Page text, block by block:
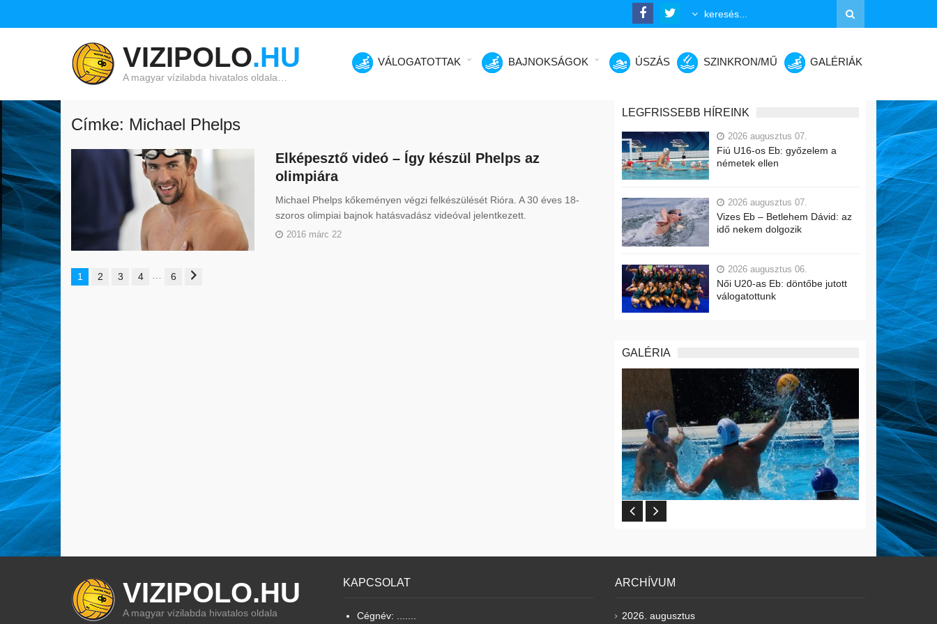
VIZIPOLO.HU
A magyar vízilabda hivatalos oldala…
VÁLOGATOTTAK BAJNOKSÁGOK ÚSZÁS SZINKRON/MŰ GALÉRIÁK
Címke: Michael Phelps
Elképesztő videó – Így készül Phelps az
olimpiára
Michael Phelps kőkeményen végzi felkészülését Rióra. A 30 éves 18-
szoros olimpiai bajnok hatásvadász videóval jelentkezett.
2016 márc 22
1 2 3 4 6
LEGFRISSEBB HÍREINK
2026 augusztus 07.
Fiú U16-os Eb: győzelem a
németek ellen
2026 augusztus 07.
Vizes Eb – Betlehem Dávid: az
idő nekem dolgozik
2026 augusztus 06.
Női U20-as Eb: döntőbe jutott
válogatottunk
GALÉRIA
VIZIPOLO.HU
A magyar vízilabda hivatalos oldala
KAPCSOLAT
Cégnév: .......
ARCHÍVUM
2026. augusztus